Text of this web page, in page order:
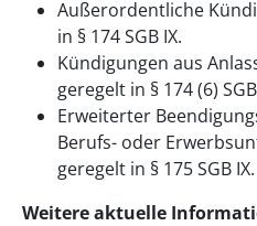
Außerordentliche
in § 174 SGB IX.
Kündigungen aus
geregelt in § 174 (6)
Erweiterter
Berufs- oder
geregelt in § 175 SGB IX.
Weitere aktuelle